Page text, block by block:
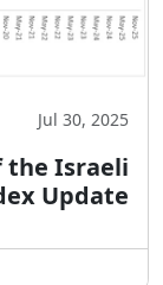
Jul 30, 2025
the Israeli
Update